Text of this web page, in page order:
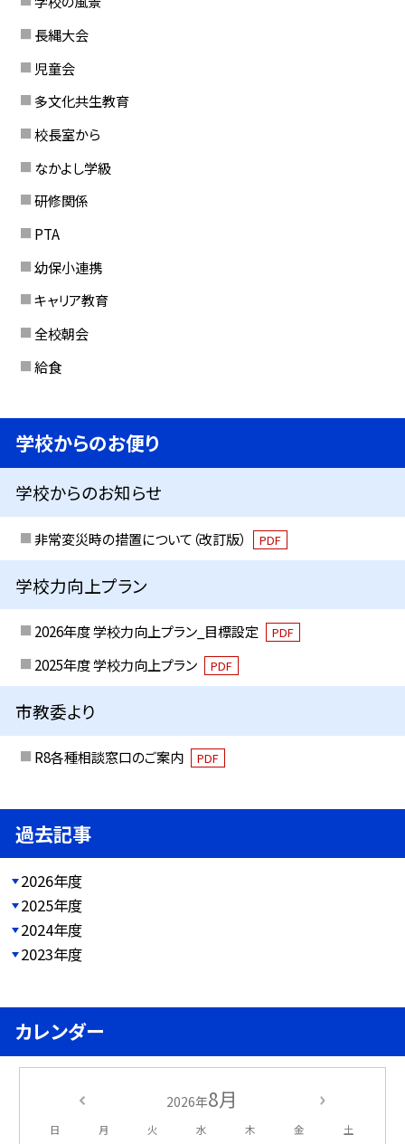
長縄大会
児童会
多文化共生教育
校長室から
なかよし学級
研修関係
PTA
幼保小連携
キャリア教育
全校朝会
給食
学校からのお便り
学校からのお知らせ
非常変災時の措置について（改訂版） PDF
学校力向上プラン
2026年度 学校力向上プラン_目標設定 PDF
2025年度 学校力向上プラン PDF
市教委より
R8各種相談窓口のご案内 PDF
過去記事
2026年度
2025年度
2024年度
2023年度
カレンダー
2026年8月
日 月 火 水 木 金 土